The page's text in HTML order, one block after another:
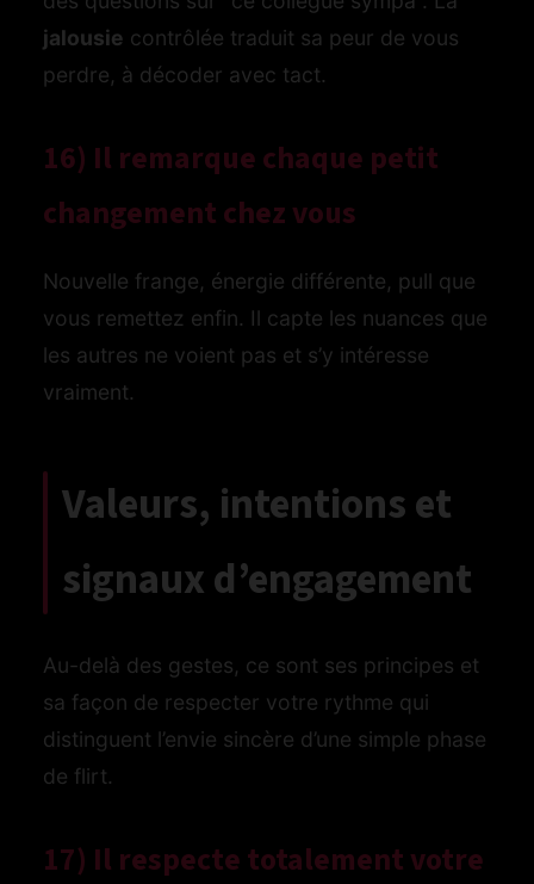
jalousie contrôlée traduit sa peur de vous
perdre, à décoder avec tact.
16) Il remarque chaque petit
changement chez vous
Nouvelle frange, énergie différente, pull que
vous remettez enfin. Il capte les nuances que
les autres ne voient pas et s’y intéresse
vraiment.
Valeurs, intentions et
signaux d’engagement
Au-delà des gestes, ce sont ses principes et
sa façon de respecter votre rythme qui
distinguent l’envie sincère d’une simple phase
de flirt.
17) Il respecte totalement votre